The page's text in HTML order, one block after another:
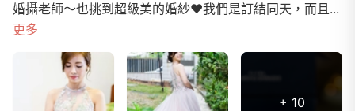
婚攝老師～也挑到超級美的婚紗❤️我們是訂結同天，而且...
更多
+ 10